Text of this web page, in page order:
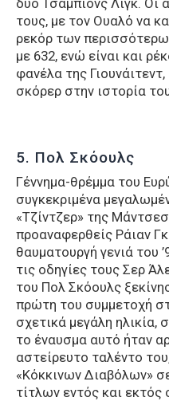
δύο Τσάμπιονς Λιγκ. Οι
τους, με τον Ουαλό να
ρεκόρ των
με 632, ενώ είναι και
φανέλα της
σκόρερ στην ιστορία
5. Πολ Σκόουλς
Γέννημα-θρέμμα του
συγκεκριμένα
«Τζίντζερ» της
προαναφερθείς Ράιαν
θαυματουργή γενιά του
τις οδηγίες τους Σερ
του Πολ Σκόουλς
πρώτη του συμμετοχή
σχετικά μεγάλη ηλικία,
το έναυσμα αυτό ήταν
αστείρευτο ταλέντο
«Κόκκινων Διαβόλων»
τίτλων εντός και εκτός